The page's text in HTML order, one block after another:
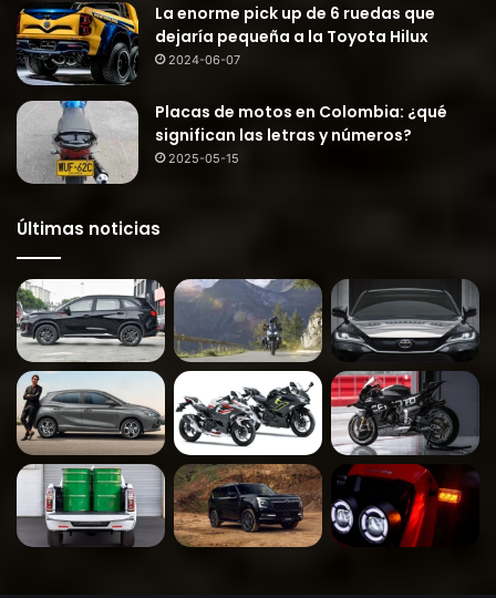
La enorme pick up de 6 ruedas que
dejaría pequeña a la Toyota Hilux
2024-06-07
Placas de motos en Colombia: ¿qué
significan las letras y números?
2025-05-15
Últimas noticias